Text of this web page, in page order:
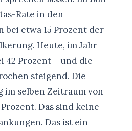
Rate in den
bei etwa 15 Prozent der
Heute, im Jahr
42 Prozent – und die
steigend. Die
im selben Zeitraum von
Prozent. Das sind keine
Das ist ein